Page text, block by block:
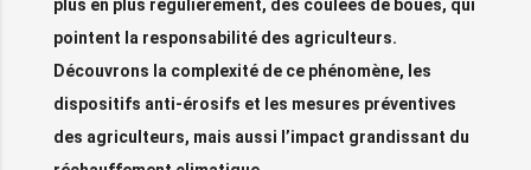
plus en plus régulièrement, des coulées de boues, qui
pointent la responsabilité des agriculteurs.
Découvrons la complexité de ce phénomène, les
dispositifs anti-érosifs et les mesures préventives
des agriculteurs, mais aussi l’impact grandissant du